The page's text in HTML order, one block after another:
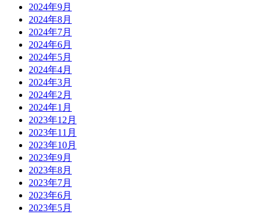
2024年9月
2024年8月
2024年7月
2024年6月
2024年5月
2024年4月
2024年3月
2024年2月
2024年1月
2023年12月
2023年11月
2023年10月
2023年9月
2023年8月
2023年7月
2023年6月
2023年5月